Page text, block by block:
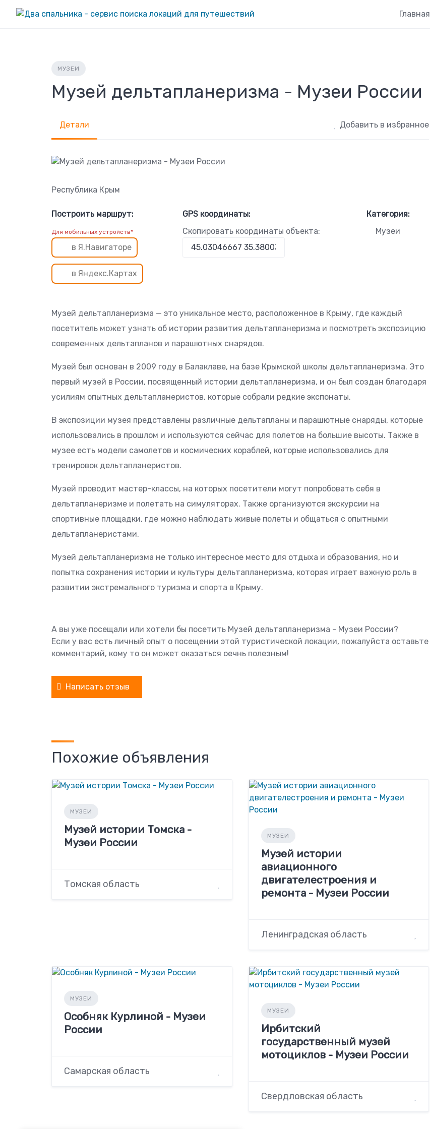
Главная
МУЗЕИ
Музей дельтапланеризма - Музеи России
Детали Добавить в избранное
Республика Крым
Построить маршрут:
Для мобильных устройств*
в Я.Навигаторе
в Яндекс.Картах
GPS координаты:
Скопировать координаты объекта:
Категория:
Музеи
Музей дельтапланеризма — это уникальное место, расположенное в Крыму, где каждый
посетитель может узнать об истории развития дельтапланеризма и посмотреть экспозицию
современных дельтапланов и парашютных снарядов.
Музей был основан в 2009 году в Балаклаве, на базе Крымской школы дельтапланеризма. Это
первый музей в России, посвященный истории дельтапланеризма, и он был создан благодаря
усилиям опытных дельтапланеристов, которые собрали редкие экспонаты.
В экспозиции музея представлены различные дельтапланы и парашютные снаряды, которые
использовались в прошлом и используются сейчас для полетов на большие высоты. Также в
музее есть модели самолетов и космических кораблей, которые использовались для
тренировок дельтапланеристов.
Музей проводит мастер-классы, на которых посетители могут попробовать себя в
дельтапланеризме и полетать на симуляторах. Также организуются экскурсии на
спортивные площадки, где можно наблюдать живые полеты и общаться с опытными
дельтапланеристами.
Музей дельтапланеризма не только интересное место для отдыха и образования, но и
попытка сохранения истории и культуры дельтапланеризма, которая играет важную роль в
развитии экстремального туризма и спорта в Крыму.
А вы уже посещали или хотели бы посетить Музей дельтапланеризма - Музеи России?
Если у вас есть личный опыт о посещении этой туристической локации, пожалуйста оставьте
комментарий, кому то он может оказаться оечнь полезным!
Написать отзыв
Похожие объявления
МУЗЕИ
Музей истории Томска -
Музеи России
Томская область
МУЗЕИ
Музей истории
авиационного
двигателестроения и
ремонта - Музеи России
Ленинградская область
МУЗЕИ
Особняк Курлиной - Музеи
России
Самарская область
МУЗЕИ
Ирбитский
государственный музей
мотоциклов - Музеи России
Свердловская область